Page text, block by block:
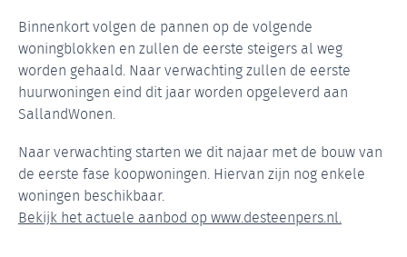
Binnenkort volgen de pannen op de volgende
woningblokken en zullen de eerste steigers al weg
worden gehaald. Naar verwachting zullen de eerste
huurwoningen eind dit jaar worden opgeleverd aan
SallandWonen.
Naar verwachting starten we dit najaar met de bouw van
de eerste fase koopwoningen. Hiervan zijn nog enkele
woningen beschikbaar.
Bekijk het actuele aanbod op www.desteenpers.nl.